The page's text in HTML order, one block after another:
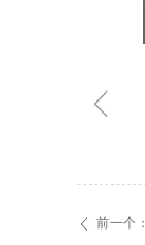
ꁆ
ꄴ 前一个：